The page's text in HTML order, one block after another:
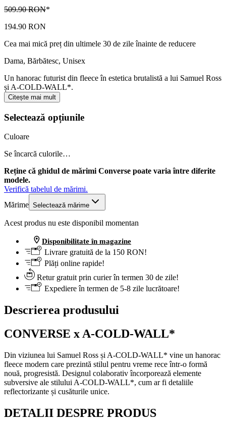
509.90 RON*
194.90 RON
Cea mai mică preț din ultimele 30 de zile înainte de reducere
Dama, Bărbătesc, Unisex
Un hanorac futurist din fleece în estetica brutalistă a lui Samuel Ross
și A-COLD-WALL*.
Citește mai mult
Selectează opțiunile
Culoare
Se încarcă culorile…
Reține că ghidul de mărimi Converse poate varia între diferite
modele.
Verifică tabelul de mărimi.
Mărime Selectează mărime
Acest produs nu este disponibil momentan
Disponibilitate în magazine
Livrare gratuită de la 150 RON!
Plăți online rapide!
Retur gratuit prin curier în termen 30 de zile!
Expediere în termen de 5-8 zile lucrătoare!
Descrierea produsului
CONVERSE x A-COLD-WALL*
Din viziunea lui Samuel Ross și A-COLD-WALL* vine un hanorac
fleece modern care prezintă stilul pentru vreme rece într-o formă
nouă, progresistă. Designul colaborativ încorporează elemente
subversive ale stilului A-COLD-WALL*, cum ar fi detaliile
reflectorizante și cusăturile unice.
DETALII DESPRE PRODUS